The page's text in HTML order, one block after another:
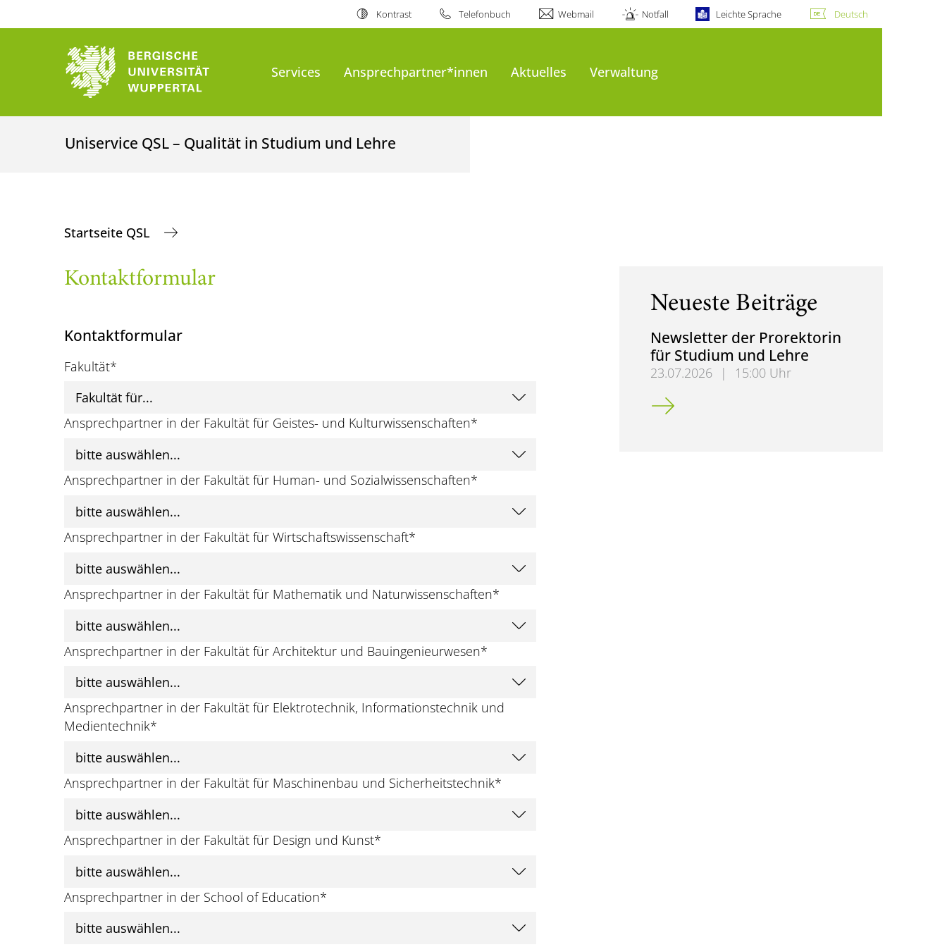
Kontrast Telefonbuch Webmail Notfall Leichte Sprache Deutsch
Services Ansprechpartner*innen Aktuelles Verwaltung
Uniservice QSL – Qualität in Studium und Lehre
Startseite QSL
Kontaktformular
Kontaktformular
Fakultät*
Ansprechpartner in der Fakultät für Geistes- und Kulturwissenschaften*
Ansprechpartner in der Fakultät für Human- und Sozialwissenschaften*
Ansprechpartner in der Fakultät für Wirtschaftswissenschaft*
Ansprechpartner in der Fakultät für Mathematik und Naturwissenschaften*
Ansprechpartner in der Fakultät für Architektur und Bauingenieurwesen*
Ansprechpartner in der Fakultät für Elektrotechnik, Informationstechnik und
Medientechnik*
Ansprechpartner in der Fakultät für Maschinenbau und Sicherheitstechnik*
Ansprechpartner in der Fakultät für Design und Kunst*
Ansprechpartner in der School of Education*
Neueste Beiträge
Newsletter der Prorektorin
für Studium und Lehre
23.07.2026 |
15:00 Uhr
Newsletter der Prorektorin für Studium und Lehre